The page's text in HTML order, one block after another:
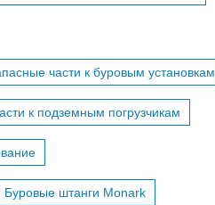
части к буровым установкам
к подземным погрузчикам
Буровые штанги Monark